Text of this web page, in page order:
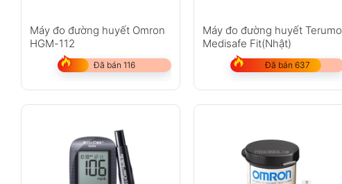
Máy đo đường huyết Omron
HGM-112
Đã bán 116
Máy đo đường huyết Terumo
Medisafe Fit(Nhật)
Đã bán 637